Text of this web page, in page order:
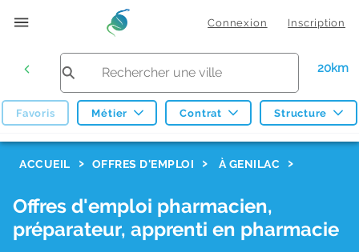
Connexion Inscription
20km
Favoris Métier Contrat Structure
ACCUEIL OFFRES D'EMPLOI À GENILAC
Offres d'emploi pharmacien,
préparateur, apprenti en pharmacie